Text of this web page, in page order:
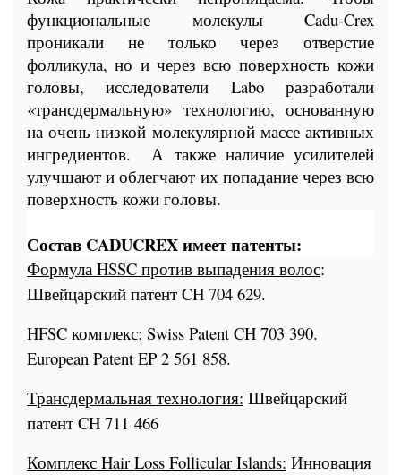
функциональные молекулы Cadu-Crex
проникали не только через отверстие
фолликула, но и через всю поверхность кожи
головы, исследователи Labo разработали
«трансдермальную» технологию, основанную
на очень низкой молекулярной массе активных
ингредиентов. А также наличие усилителей
улучшают и облегчают их попадание через всю
поверхность кожи головы.
Состав CADUCREX имеет патенты:
Формула HSSC против выпадения волос:
Швейцарский патент CH 704 629.
HFSC комплекс: Swiss Patent CH 703 390.
European Patent EP 2 561 858.
Трансдермальная технология: Швейцарский
патент CH 711 466
Комплекс Hair Loss Follicular Islands: Инновация